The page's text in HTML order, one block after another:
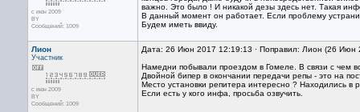
с июн 2009
BY
Сообщений: 1009
важно. Это было ! И никакой дезы здесь нет. Такая
В данный момент он работает. Если проблему
Будем иметь ввиду.
Лион
Участник
с июн 2009
BY
Сообщений: 1009
Дата: 26 Июн 2017 12:19:13 · Поправил: Лион (26 Июн
Намедни побывали проездом в Гомеле. В связи с чем
Двойной бипер в окончании передачи репы - это на
Место установки репитера интересно ? Находились в
Если есть у кого инфа, просьба озвучить.